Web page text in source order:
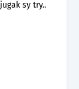
sy try..